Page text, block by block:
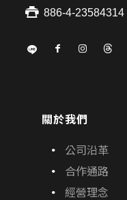
886-4-23584314
關於我們
公司沿革
合作通路
經營理念